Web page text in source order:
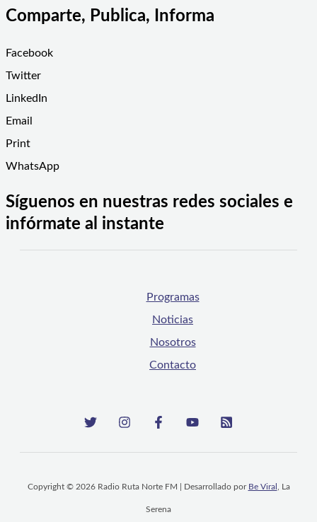
Comparte, Publica, Informa
Facebook
Twitter
LinkedIn
Email
Print
WhatsApp
Síguenos en nuestras redes sociales e
infórmate al instante
Programas
Noticias
Nosotros
Contacto
Copyright © 2026 Radio Ruta Norte FM | Desarrollado por Be Viral , La
Serena